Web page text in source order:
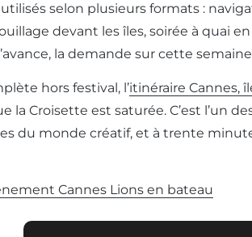
selon plusieurs formats :
devant les îles, soirée à quai
la demande sur cette
hors festival, l’itinéraire Cannes,
la Croisette est saturée. C’est l’un
du monde créatif, et à trente
Cannes Lions en bateau